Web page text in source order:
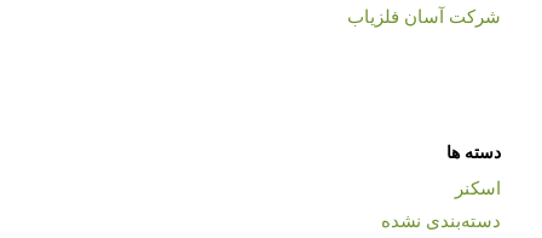
شرکت آسان فلزیاب
دسته ها
اسکنر
دسته‌بندی نشده